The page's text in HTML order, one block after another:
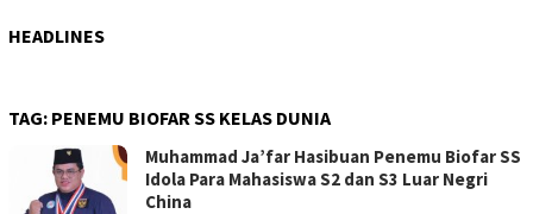
HEADLINES
TAG: PENEMU BIOFAR SS KELAS DUNIA
Muhammad Ja’far Hasibuan Penemu Biofar SS
Idola Para Mahasiswa S2 dan S3 Luar Negri
China